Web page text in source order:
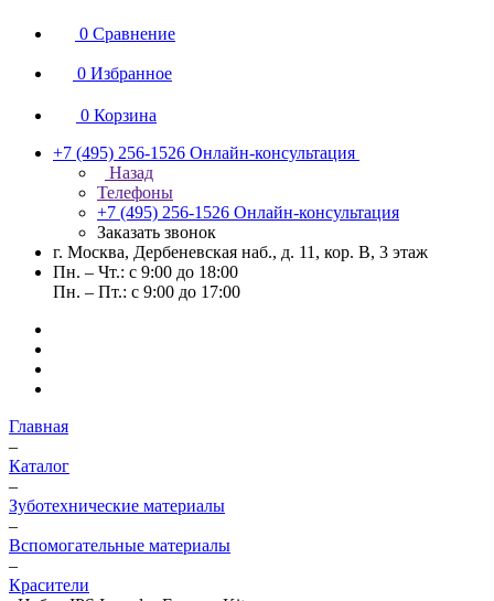
0 Сравнение
0 Избранное
0 Корзина
+7 (495) 256-1526 Онлайн-консультация
Назад
Телефоны
+7 (495) 256-1526 Онлайн-консультация
Заказать звонок
г. Москва, Дербеневская наб., д. 11, кор. В, 3 этаж
Пн. – Чт.: с 9:00 до 18:00
Пн. – Пт.: с 9:00 до 17:00
Главная
–
Каталог
–
Зуботехнические материалы
–
Вспомогательные материалы
–
Красители